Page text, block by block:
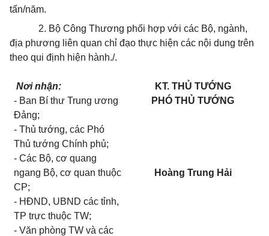
tấn/năm.
2. Bộ Công Thương phối hợp với các Bộ, ngành,
địa phương liên quan chỉ đạo thực hiện các nội dung trên
theo qui định hiện hành./.
Nơi nhận:
- Ban Bí thư Trung ương
Đảng;
- Thủ tướng, các Phó
Thủ tướng Chính phủ;
- Các Bộ, cơ quang
ngang Bộ, cơ quan thuộc
CP;
- HĐND, UBND các tỉnh,
TP trực thuộc TW;
- Văn phòng TW và các
KT. THỦ TƯỚNG
PHÓ THỦ TƯỚNG
Hoàng Trung Hải